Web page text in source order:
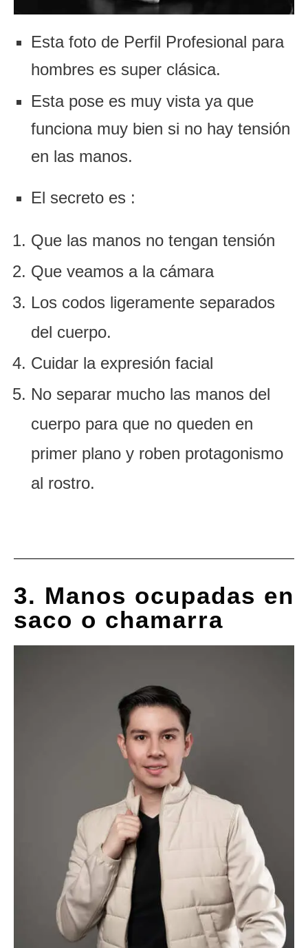
Esta foto de Perfil Profesional para
hombres es super clásica.
Esta pose es muy vista ya que
funciona muy bien si no hay tensión
en las manos.
El secreto es :
Que las manos no tengan tensión
Que veamos a la cámara
Los codos ligeramente separados
del cuerpo.
Cuidar la expresión facial
No separar mucho las manos del
cuerpo para que no queden en
primer plano y roben protagonismo
al rostro.
3. Manos ocupadas en
saco o chamarra